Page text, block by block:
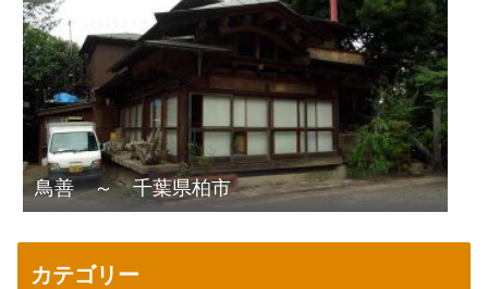
鳥善 ～ 千葉県柏市
カテゴリー